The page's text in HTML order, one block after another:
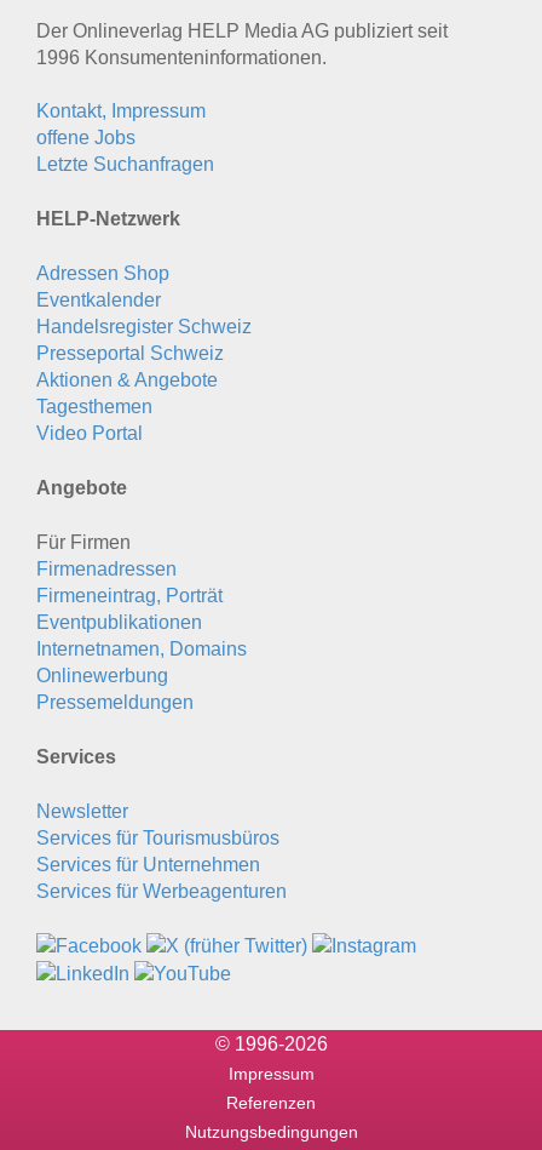
Der Onlineverlag HELP Media AG publiziert seit
1996 Konsumenten­informationen.
Kontakt, Impressum
offene Jobs
Letzte Suchanfragen
HELP-Netzwerk
Adressen Shop
Eventkalender
Handelsregister Schweiz
Presseportal Schweiz
Aktionen & Angebote
Tagesthemen
Video Portal
Angebote
Für Firmen
Firmenadressen
Firmeneintrag, Porträt
Eventpublikationen
Internetnamen, Domains
Onlinewerbung
Pressemeldungen
Services
Newsletter
Services für Tourismusbüros
Services für Unternehmen
Services für Werbeagenturen
© 1996-2026
Impressum
Referenzen
Nutzungsbedingungen